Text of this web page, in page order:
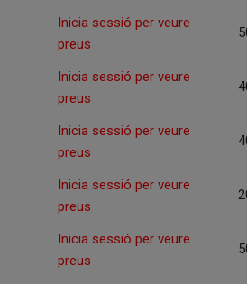
Inicia sessió per veure
preus
Inicia sessió per veure
preus
Inicia sessió per veure
preus
Inicia sessió per veure
preus
Inicia sessió per veure
preus